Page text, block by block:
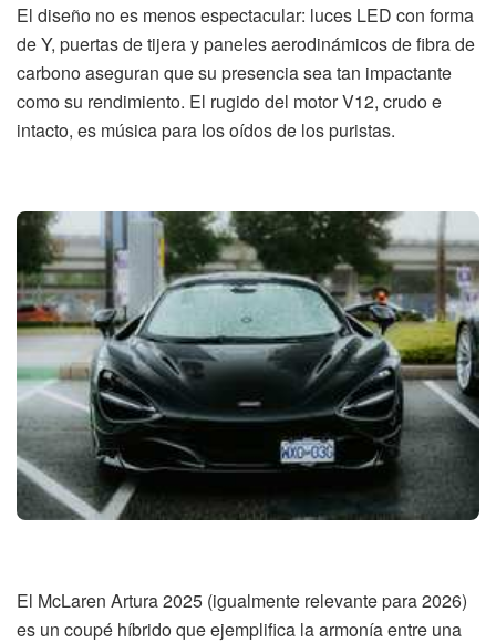
El diseño no es menos espectacular: luces LED con forma
de Y, puertas de tijera y paneles aerodinámicos de fibra de
carbono aseguran que su presencia sea tan impactante
como su rendimiento. El rugido del motor V12, crudo e
intacto, es música para los oídos de los puristas.
El McLaren Artura 2025 (igualmente relevante para 2026)
es un coupé híbrido que ejemplifica la armonía entre una